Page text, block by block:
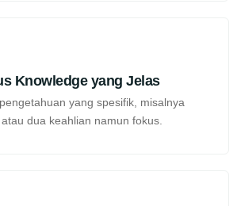
Knowledge yang Jelas
yang spesifik, misalnya
dua keahlian namun fokus.